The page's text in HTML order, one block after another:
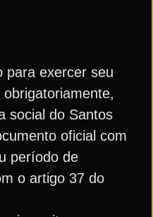
para exercer seu
social do Santos
oficial com
período de
o artigo 37 do